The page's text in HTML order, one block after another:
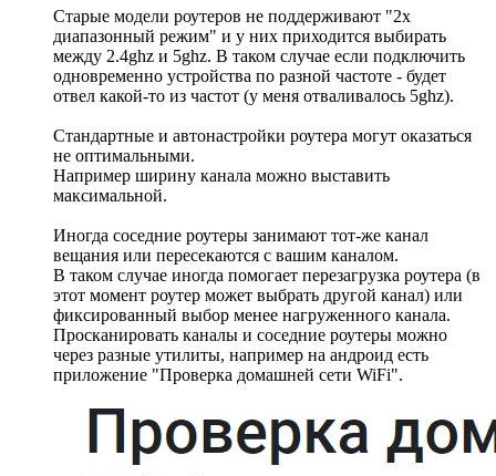
Старые модели роутеров не поддерживают "2х
диапазонный режим" и у них приходится выбирать
между 2.4ghz и 5ghz. В таком случае если подключить
одновременно устройства по разной частоте - будет
отвел какой-то из частот (у меня отваливалось 5ghz).
Стандартные и автонастройки роутера могут оказаться
не оптимальными.
Например ширину канала можно выставить
максимальной.
Иногда соседние роутеры занимают тот-же канал
вещания или пересекаются с вашим каналом.
В таком случае иногда помогает перезагрузка роутера (в
этот момент роутер может выбрать другой канал) или
фиксированный выбор менее нагруженного канала.
Просканировать каналы и соседние роутеры можно
через разные утилиты, например на андроид есть
приложение "Проверка домашней сети WiFi".